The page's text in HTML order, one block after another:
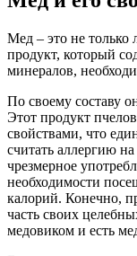
Мед – это не только
продукт, который
минералов,
По своему составу
Этот продукт
свойствами, что
считать аллергию
чрезмерное
необходимости
калорий. Конечно,
часть своих
медовиком и есть